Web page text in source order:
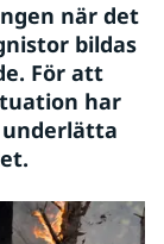
när det
bildas
För att
har